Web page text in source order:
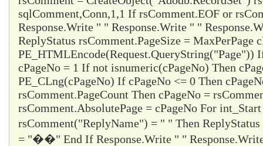
sqlComment,Conn,1,1 If rsComment.EOF or
Response.Write " " Response.Write " "
ReplyStatus rsComment.PageSize = MaxPerPage
PE_HTMLEncode(Request.QueryString("Page"))
cPageNo = 1 If not isnumeric(cPageNo) Then
PE_CLng(cPageNo) If cPageNo <= 0 Then
rsComment.PageCount Then cPageNo =
rsComment.AbsolutePage = cPageNo For
rsComment("ReplyName") = " " Then
= "��" End If Response.Write " "